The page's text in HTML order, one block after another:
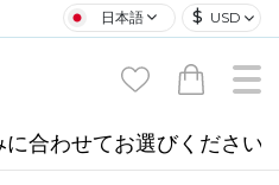
日本語 $ USD
に合わせてお選びください